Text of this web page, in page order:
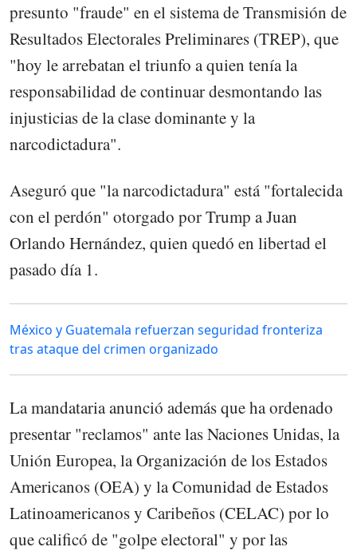
presunto "fraude" en el sistema de Transmisión de
Resultados Electorales Preliminares (TREP), que
"hoy le arrebatan el triunfo a quien tenía la
responsabilidad de continuar desmontando las
injusticias de la clase dominante y la
narcodictadura".
Aseguró que "la narcodictadura" está "fortalecida
con el perdón" otorgado por Trump a Juan
Orlando Hernández, quien quedó en libertad el
pasado día 1.
México y Guatemala refuerzan seguridad fronteriza
tras ataque del crimen organizado
La mandataria anunció además que ha ordenado
presentar "reclamos" ante las Naciones Unidas, la
Unión Europea, la Organización de los Estados
Americanos (OEA) y la Comunidad de Estados
Latinoamericanos y Caribeños (CELAC) por lo
que calificó de "golpe electoral" y por las